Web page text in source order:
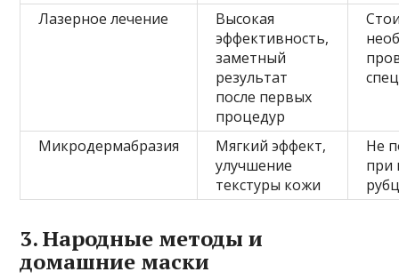
Лазерное лечение
Высокая
эффективность,
заметный
результат
после первых
процедур
Микродермабразия
Мягкий эффект,
улучшение
текстуры кожи
Не
при
3. Народные методы и
домашние маски